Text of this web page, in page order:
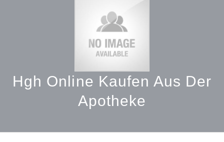
Hgh Online Kaufen Aus Der
Apotheke